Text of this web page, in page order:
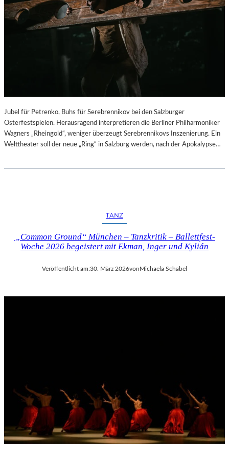
Jubel für Petrenko, Buhs für Serebrennikov bei den Salzburger
Osterfestspielen. Herausragend interpretieren die Berliner Philharmoniker
Wagners „Rheingold“, weniger überzeugt Serebrennikovs Inszenierung. Ein
Welttheater soll der neue „Ring“ in Salzburg werden, nach der Apokalypse…
TANZ
„Common Ground“ München – Tanzkritik – Ballettfest-
Woche 2026 begeistert mit Ekman, Inger und Kylián
Veröffentlicht am:30. März 2026vonMichaela Schabel